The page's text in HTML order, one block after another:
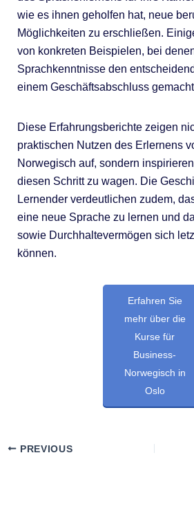
wie es ihnen geholfen hat, neue
Möglichkeiten zu erschließen.
von konkreten Beispielen, bei
Sprachkenntnisse den
einem Geschäftsabschluss
Diese Erfahrungsberichte zeigen
praktischen Nutzen des Erlernens
Norwegisch auf, sondern
diesen Schritt zu wagen. Die
Lernender verdeutlichen zudem,
eine neue Sprache zu lernen und
sowie Durchhaltevermögen sich
können.
Erfahren Sie
mehr über die
Kurse für
Business-
Norwegisch in
Oslo
PREVIOUS